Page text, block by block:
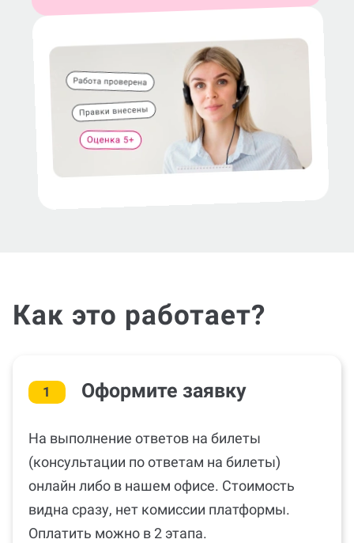
Как это работает?
1 Оформите заявку
На выполнение ответов на билеты
(консультации по ответам на билеты)
онлайн либо в нашем офисе. Стоимость
видна сразу, нет комиссии платформы.
Оплатить можно в 2 этапа.